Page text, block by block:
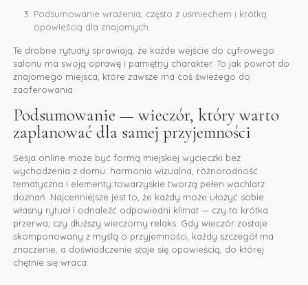
Podsumowanie wrażenia, często z uśmiechem i krótką
opowieścią dla znajomych.
Te drobne rytuały sprawiają, że każde wejście do cyfrowego
salonu ma swoją oprawę i pamiętny charakter. To jak powrót do
znajomego miejsca, które zawsze ma coś świeżego do
zaoferowania.
Podsumowanie — wieczór, który warto
zaplanować dla samej przyjemności
Sesja online może być formą miejskiej wycieczki bez
wychodzenia z domu: harmonia wizualna, różnorodność
tematyczna i elementy towarzyskie tworzą pełen wachlarz
doznań. Najcenniejsze jest to, że każdy może ułożyć sobie
własny rytuał i odnaleźć odpowiedni klimat — czy to krótka
przerwa, czy dłuższy wieczorny relaks. Gdy wieczór zostaje
skomponowany z myślą o przyjemności, każdy szczegół ma
znaczenie, a doświadczenie staje się opowieścią, do której
chętnie się wraca.